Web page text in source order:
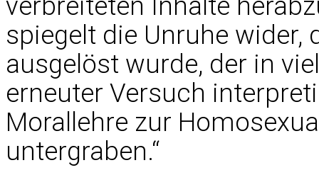
spiegelt die Unruhe wider,
ausgelöst wurde, der in
erneuter Versuch
Morallehre zur
untergraben.“